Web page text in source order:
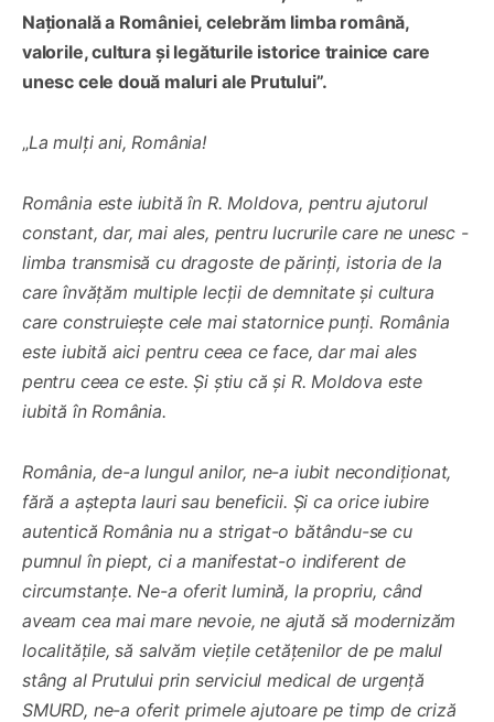
Națională a României, celebrăm limba română,
valorile, cultura și legăturile istorice trainice care
unesc cele două maluri ale Prutului”.
„La mulți ani, România!
România este iubită în R. Moldova, pentru ajutorul
constant, dar, mai ales, pentru lucrurile care ne unesc -
limba transmisă cu dragoste de părinți, istoria de la
care învățăm multiple lecții de demnitate și cultura
care construiește cele mai statornice punți. România
este iubită aici pentru ceea ce face, dar mai ales
pentru ceea ce este. Și știu că și R. Moldova este
iubită în România.
România, de-a lungul anilor, ne-a iubit necondiționat,
fără a aștepta lauri sau beneficii. Și ca orice iubire
autentică România nu a strigat-o bătându-se cu
pumnul în piept, ci a manifestat-o indiferent de
circumstanțe. Ne-a oferit lumină, la propriu, când
aveam cea mai mare nevoie, ne ajută să modernizăm
localitățile, să salvăm viețile cetățenilor de pe malul
stâng al Prutului prin serviciul medical de urgență
SMURD, ne-a oferit primele ajutoare pe timp de criză